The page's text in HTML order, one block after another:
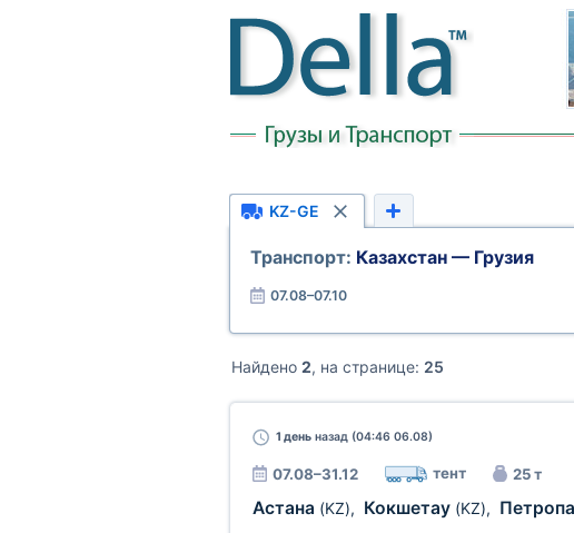
KZ-GE
Транспорт: Казахстан — Грузия
07.08–07.10
Найдено 2, на странице: 25
1 деньназад (04:46 06.08)
07.08–31.12 тент 25 т
Астана (KZ), Кокшетау (KZ),